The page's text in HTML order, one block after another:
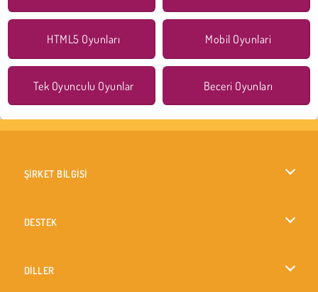
HTML5 Oyunları Mobil Oyunlari
Tek Oyunculu Oyunlar Beceri Oyunları
ŞİRKET BİLGİSİ
DESTEK
DİLLER